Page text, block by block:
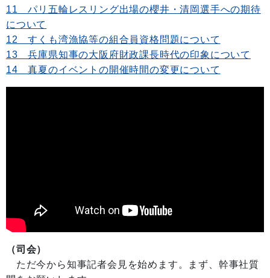
11 パリ五輪レスリング出場の櫻井・清岡選手への期待
について
12 すくも湾漁協等の組合員資格問題について
13 兵庫県知事の大阪府財政課長時代の印象について
14 真夏のイベントの開催時間の変更について
（司会）
ただ今から知事記者会見を始めます。まず、幹事社質